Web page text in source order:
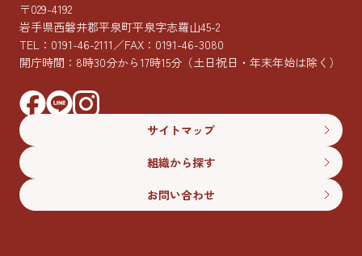
〒029-4192
岩手県西磐井郡平泉町平泉字志羅山45-2
TEL： 0191-46-2111／FAX：0191-46-3080
開庁時間：8時30分から17時15分 （土日祝日・年末年始は除く）
サイトマップ
組織から探す
お問い合わせ